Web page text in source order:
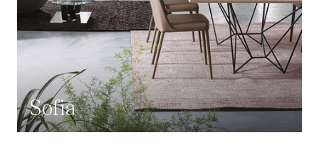
Sofia